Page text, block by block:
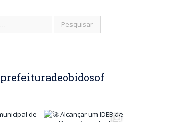
prefeituradeobidosof